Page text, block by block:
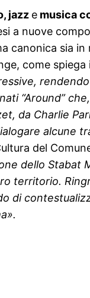
jazz e musica
a nuove
canonica sia
come
“Around”
da Charlie
alcune
del
dello Stabat
territorio.
di